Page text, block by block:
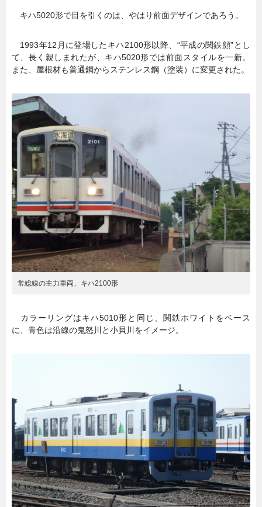
キハ5020形で目を引くのは、やはり前面デザインであろう。
1993年12月に登場したキハ2100形以降、“平成の関鉄顔”とし
て、長く親しまれたが、キハ5020形では前面スタイルを一新。
また、屋根材も普通鋼からステンレス鋼（塗装）に変更された。
常総線の主力車両、キハ2100形
カラーリングはキハ5010形と同じ、関鉄ホワイトをベース
に、青色は沿線の鬼怒川と小貝川をイメージ。